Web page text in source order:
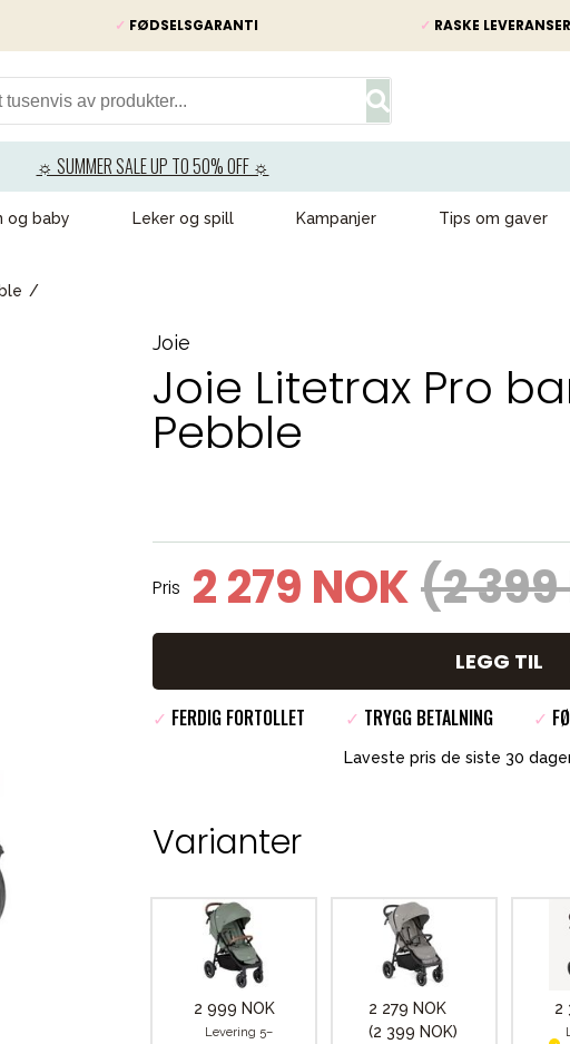
✓ FØDSELSGARANTI ✓ RASKE LEVERANSER
☼ SUMMER SALE UP TO 50% OFF ☼
og baby Leker og spill Kampanjer Tips om gaver
Joie
Joie Litetrax Pro
Pebble
Pris 2 279 NOK(2
LEGG TIL
✓ FERDIG FORTOLLET ✓ TRYGG BETALNING ✓
Laveste pris de siste 30
Varianter
2 999 NOK
Levering 5–
2 279 NOK
(2 399 NOK)
2